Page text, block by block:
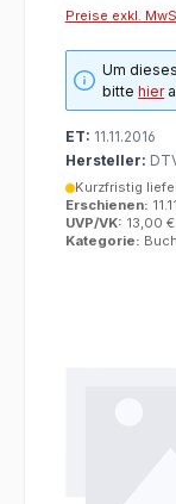
Preise exkl.
Um
bittehier
ET: 11.11.2016
Hersteller:
Kurzfristig
Erschienen:
UVP/VK: 13,00 €
Kategorie: Buch